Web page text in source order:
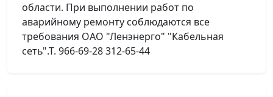
области. При выполнении работ по
аварийному ремонту соблюдаются все
требования ОАО "Ленэнерго" "Кабельная
сеть".Т. 966-69-28 312-65-44